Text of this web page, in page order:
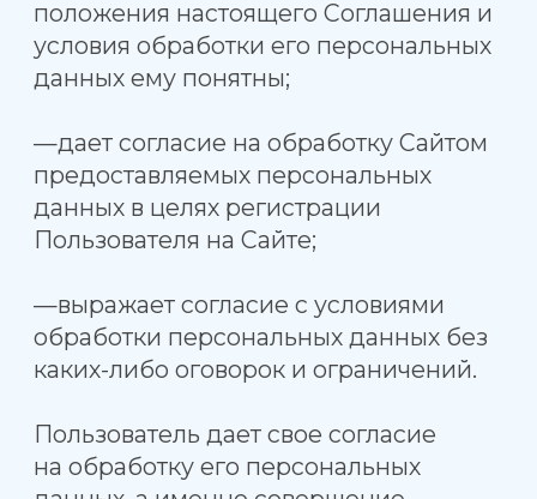
Пользователь дает свое согласие
на обработку его персональных
данных, а именно совершение
действий, предусмотренных п. 3 ч. 1
«О персональных данных»,
и подтверждает, что, давая такое
согласие, он действует свободно,
своей волей и в своем интересе.
Согласие Пользователя на обработку
и сознательным.
Настоящее согласие Пользователя
применяется в отношении обработки
— фамилия, имя, отчество;
— номера телефонов;
-адресах электронной почты (E-mail).